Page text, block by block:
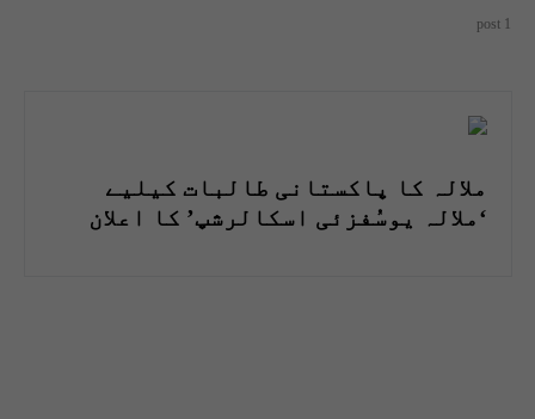
1 post
ملالہ کا پاکستانی طالبات کیلیے
‘ملالہ یوسُفزئی اسکالرشپ’ کا اعلان